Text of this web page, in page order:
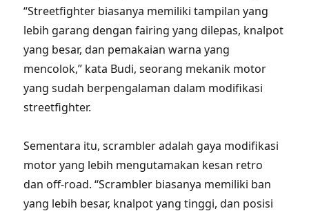
“Streetfighter biasanya memiliki tampilan yang
lebih garang dengan fairing yang dilepas, knalpot
yang besar, dan pemakaian warna yang
mencolok,” kata Budi, seorang mekanik motor
yang sudah berpengalaman dalam modifikasi
streetfighter.
Sementara itu, scrambler adalah gaya modifikasi
motor yang lebih mengutamakan kesan retro
dan off-road. “Scrambler biasanya memiliki ban
yang lebih besar, knalpot yang tinggi, dan posisi